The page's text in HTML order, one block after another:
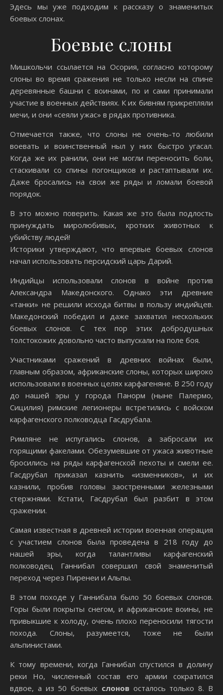
Эдесь мы уже подходим к рассказу о знаменитых
боевых слонах.
Боевые слоны
Мишкольчи ссылается на Осория, согласно которому
слоны во время сражения не только несли на спине
деревянные башни с воинами, по и сами принимали
участие в военных действиях. К их бивням прикрепляли
мечи, и они «сеяли ужас» в рядах противника.
Отмечается также, что слоны не очень-то любили
воевать и воинственный ныл у них быстро угасал.
Когда же их ранили, они не могли переносить боли,
стаскивали со спины погонщиков и растаптывали их.
Даже бросались на свои же ряды и ломали боевой
порядок.
В это можно поверить. Какая же это была подлость
принуждать миролюбивых, кротких животных к
убийству людей!
Историки утверждают, что впервые боевых слонов
начал использовать персидский царь Дарий.
Индийцы использовали слонов в войне против
Александра Македонского. Однако эти древние
«танки» не решили исхода битвы в пользу индийцев.
Македонский победил и даже захватил нескольких
боевых слонов. С тех пор этих добродушных
толстокожих довольно часто выпускали на поле боя.
Участниками сражений в древних войнах были,
главным образом, африканские слоны, которых широко
использовали в военных целях карфагеняне. В 250 году
до нашей эры у города Панорм (ныне Палермо,
Сицилия) римские легионеры встретились с войском
карфагенского полководца Гасдрубала.
Римляне не испугались слонов, а забросали их
горящими факелами. Обезумевшие от ужаса животные
бросились на ряды карфагенской пехоты и смели ее.
Гасдрубал приказал казнить «изменников», и их
казнили, пробив головы заостренными железными
стержнями. Кстати, Гасдрубал был разбит в этом
сражении.
Самая известная в древней истории военная операция
с участием слонов была проведена в 218 году до
нашей эры, когда талантливы карфагенский
полководец Ганнибал совершил свой знаменитый
переход через Пиренеи и Альпы.
В этом походе у Ганнибала было 50 боевых слонов.
Горы были покрыты снегом, и африканские воины, не
привыкшие к холоду, очень плохо переносили тягости
похода. Слоны, разумеется, тоже не были
альпинистами.
К тому времени, когда Ганнибал спустился в долину
реки Но, численный состав его армии сократился
вдвое, а из 50 боевых слоновосталось только 8. В